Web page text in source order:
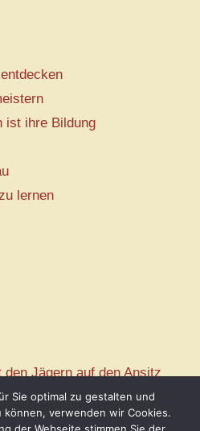
ist ihre Bildung
lernen
Jägern auf den Ansitz
Sie optimal zu gestalten und
verwenden wir Cookies.